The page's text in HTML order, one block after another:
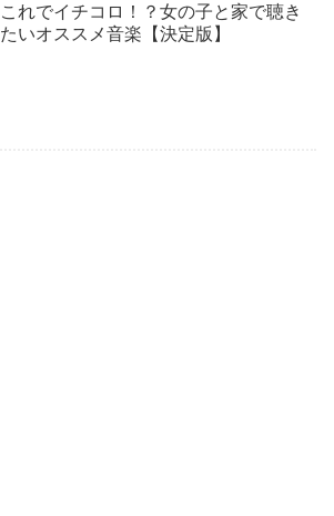
これでイチコロ！？女の子と家で聴き
たいオススメ音楽【決定版】